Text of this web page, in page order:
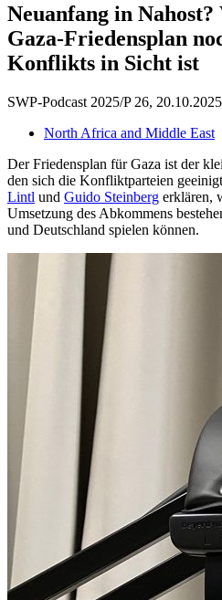
Neuanfang in
Gaza-Friedensplan
Konflikts in Sicht ist
SWP-Podcast 2025/P 26, 20.10.2025
North Africa and Middle East
Der Friedensplan für Gaza ist der
den sich die Konfliktparteien
Lintl und Guido Steinberg erklären,
Umsetzung des Abkommens
und Deutschland spielen können.